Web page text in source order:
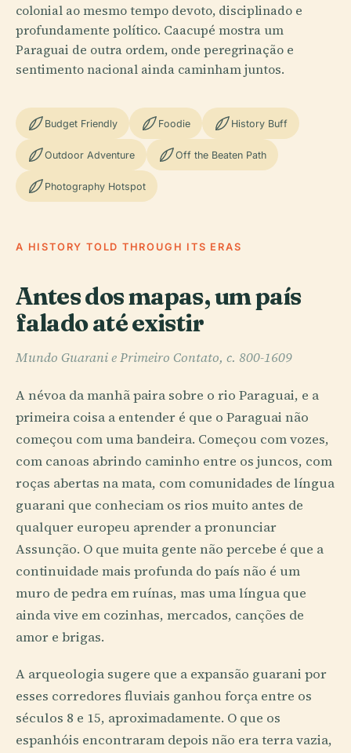
colonial ao mesmo tempo devoto, disciplinado e
profundamente político. Caacupé mostra um
Paraguai de outra ordem, onde peregrinação e
sentimento nacional ainda caminham juntos.
Budget Friendly Foodie History Buff
Outdoor Adventure Off the Beaten Path
Photography Hotspot
A HISTORY TOLD THROUGH ITS ERAS
Antes dos mapas, um país
falado até existir
Mundo Guarani e Primeiro Contato, c. 800-1609
A névoa da manhã paira sobre o rio Paraguai, e a
primeira coisa a entender é que o Paraguai não
começou com uma bandeira. Começou com vozes,
com canoas abrindo caminho entre os juncos, com
roças abertas na mata, com comunidades de língua
guarani que conheciam os rios muito antes de
qualquer europeu aprender a pronunciar
Assunção. O que muita gente não percebe é que a
continuidade mais profunda do país não é um
muro de pedra em ruínas, mas uma língua que
ainda vive em cozinhas, mercados, canções de
amor e brigas.
A arqueologia sugere que a expansão guarani por
esses corredores fluviais ganhou força entre os
séculos 8 e 15, aproximadamente. O que os
espanhóis encontraram depois não era terra vazia,